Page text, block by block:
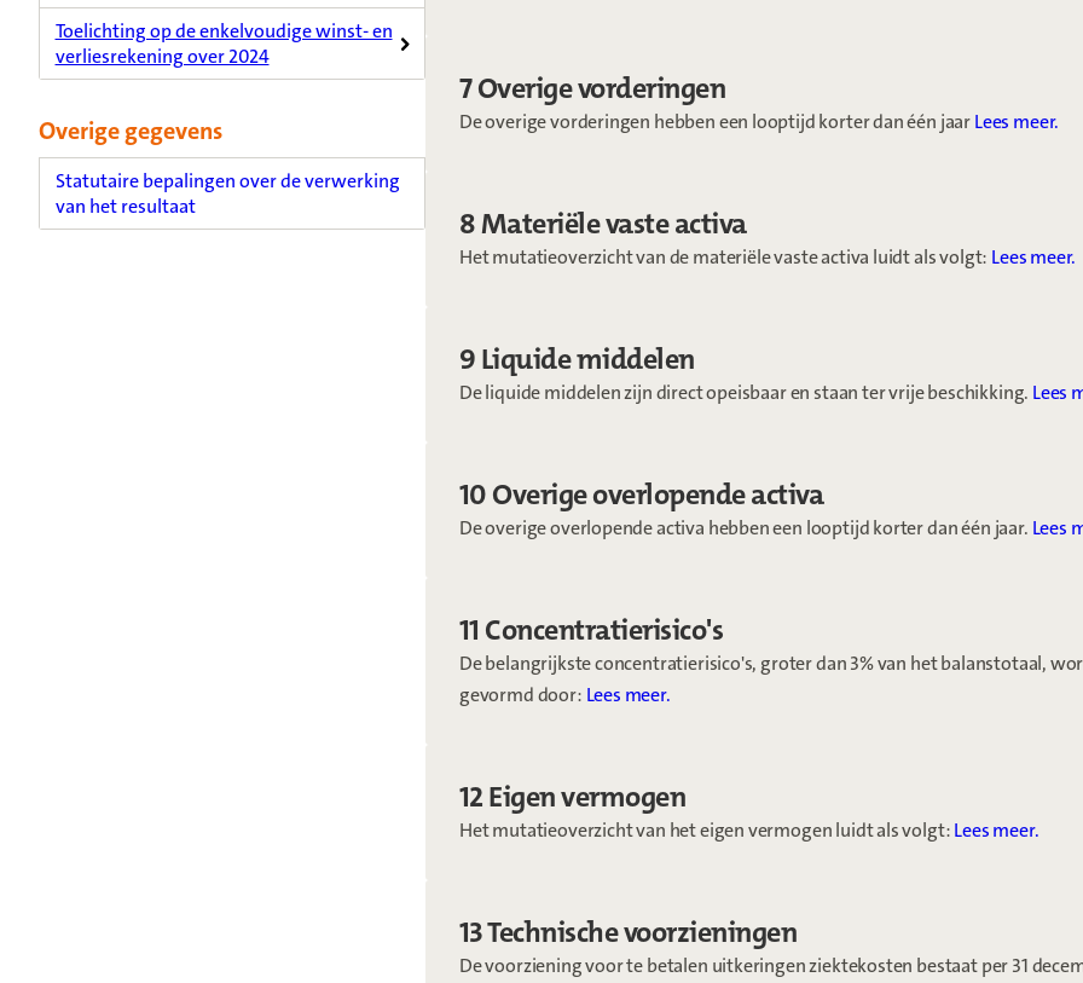
7 Overige vorderingen
De overige vorderingen hebben een looptijd korter dan één jaarLees meer.
8 Materiële vaste activa
Het mutatieoverzicht van de materiële vaste activa luidt als volgt: Lees meer.
9 Liquide middelen
De liquide middelen zijn direct opeisbaar en staan ter vrije beschikking. Lees
10 Overige overlopende activa
De overige overlopende activa hebben een looptijd korter dan één jaar. Lees
11 Concentratierisico's
De belangrijkste concentratierisico's, groter dan 3% van het balanstotaal,
gevormd door: Lees meer.
12 Eigen vermogen
Het mutatieoverzicht van het eigen vermogen luidt als volgt:Lees meer.
13 Technische voorzieningen
De voorziening voor te betalen uitkeringen ziektekosten bestaat per 31
Toelichting op de enkelvoudige winst- en
verliesrekening over 2024
Overige gegevens
Statutaire bepalingen over de verwerking
van het resultaat